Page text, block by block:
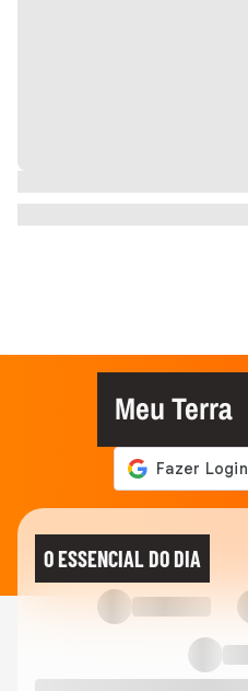
Meu Terra
O ESSENCIAL DO DIA